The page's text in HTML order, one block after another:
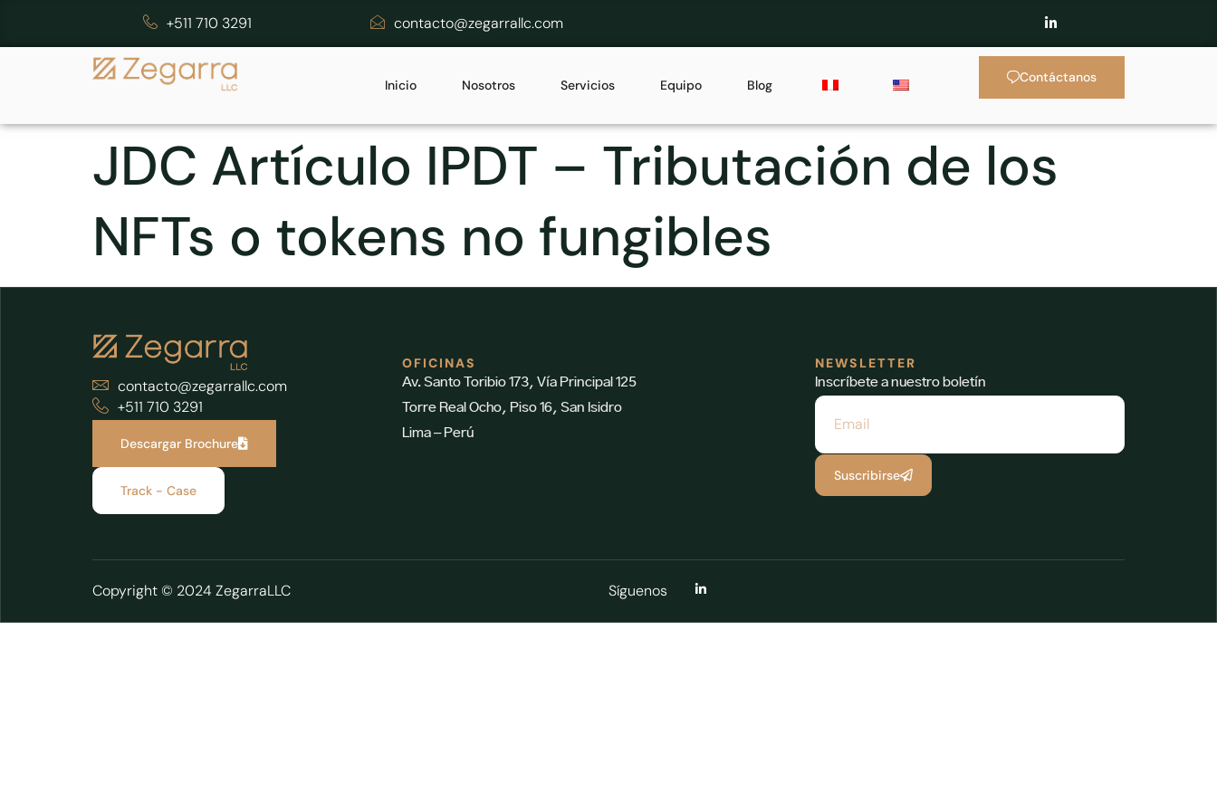
+511 710 3291 contacto@zegarrallc.com
Inicio Nosotros Servicios Equipo Blog
Contáctanos
JDC Artículo IPDT – Tributación de los
NFTs o tokens no fungibles
contacto@zegarrallc.com
+511 710 3291
Descargar Brochure
Track - Case
OFICINAS
Av. Santo Toribio 173, Vía Principal 125
Torre Real Ocho, Piso 16, San Isidro
Lima – Perú
NEWSLETTER
Inscríbete a nuestro boletín
Suscribirse
Copyright © 2024 ZegarraLLC Síguenos